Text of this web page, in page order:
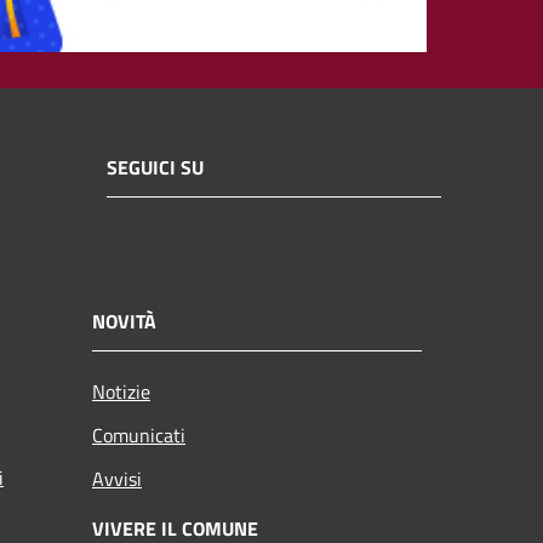
SEGUICI SU
NOVITÀ
Notizie
Comunicati
Avvisi
VIVERE IL COMUNE